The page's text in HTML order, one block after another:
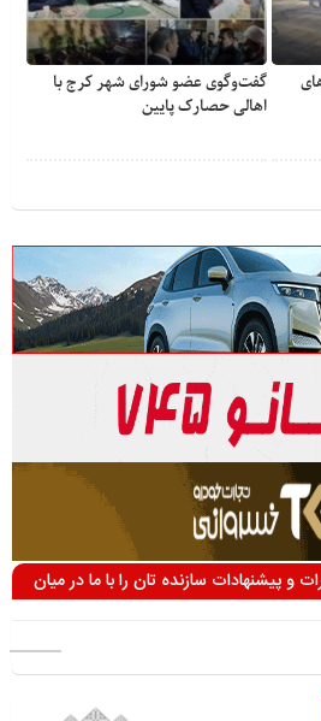
گفت‌وگوی عضو شورای شهر کرج با
اهالی حصارک پایین
و پیشنهادات سازنده تان را با ما در میان